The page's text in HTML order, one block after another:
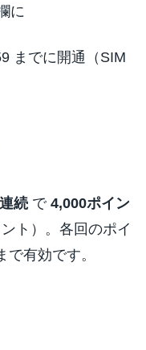
に
までに開通（SIM
続で 4,000ポイン
ト）。各回のポイ
で有効です。